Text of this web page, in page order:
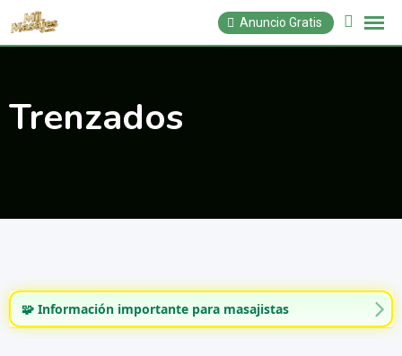
Saltar
Anuncio Gratis
Trenzados
🧩 Información importante para masajistas